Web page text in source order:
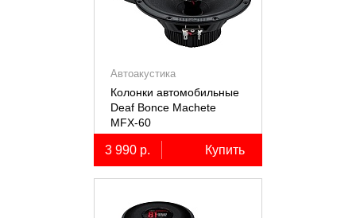
Автоакустика
Колонки автомобильные
Deaf Bonce Machete
MFX-60
3 990 р. Купить